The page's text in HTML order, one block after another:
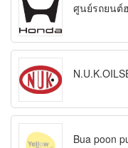
ศูนย์รถยนต์
Bua poon